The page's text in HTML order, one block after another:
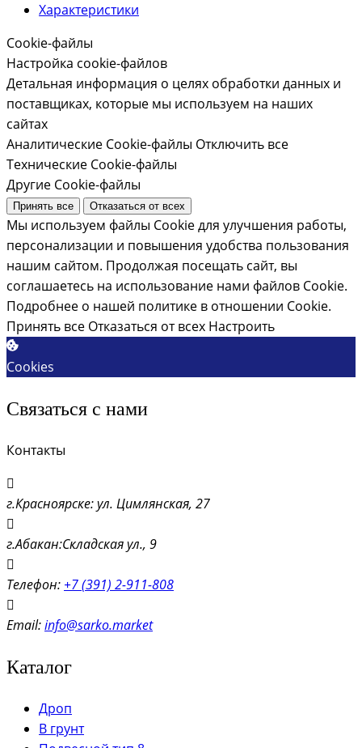
Характеристики
Cookie-файлы
Настройка cookie-файлов
Детальная информация о целях обработки данных и
поставщиках, которые мы используем на наших
сайтах
Аналитические Cookie-файлы Отключить все
Технические Cookie-файлы
Другие Cookie-файлы
Принять все Отказаться от всех
Мы используем файлы Cookie для улучшения работы,
персонализации и повышения удобства пользования
нашим сайтом. Продолжая посещать сайт, вы
соглашаетесь на использование нами файлов Cookie.
Подробнее о нашей политике в отношении Cookie.
Принять все Отказаться от всех Настроить
Cookies
Связаться с нами
Контакты
г.Красноярске: ул. Цимлянская, 27
г.Абакан:Складская ул., 9
Телефон: +7 (391) 2-911-808
Email:info@sarko.market
Каталог
Дроп
В грунт